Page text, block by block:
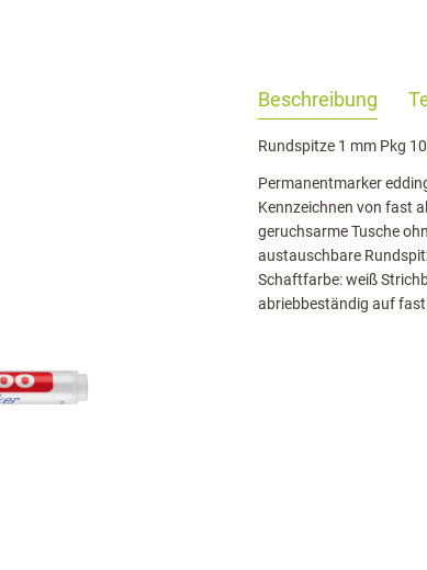
Beschreibung
Rundspitze 1 mm Pkg
Permanentmarker
Kennzeichnen von fast
geruchsarme Tusche
austauschbare
Schaftfarbe: weiß
abriebbeständig auf fast